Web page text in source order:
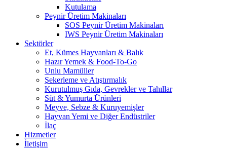
Kutulama
Peynir Üretim Makinaları
SOS Peynir Üretim Makinaları
IWS Peynir Üretim Makinaları
Sektörler
Et, Kümes Hayvanları & Balık
Hazır Yemek & Food-To-Go
Unlu Mamüller
Şekerleme ve Atıştırmalık
Kurutulmuş Gıda, Gevrekler ve Tahıllar
Süt & Yumurta Ürünleri
Meyve, Sebze & Kuruyemişler
Hayvan Yemi ve Diğer Endüstriler
İlaç
Hizmetler
İletişim